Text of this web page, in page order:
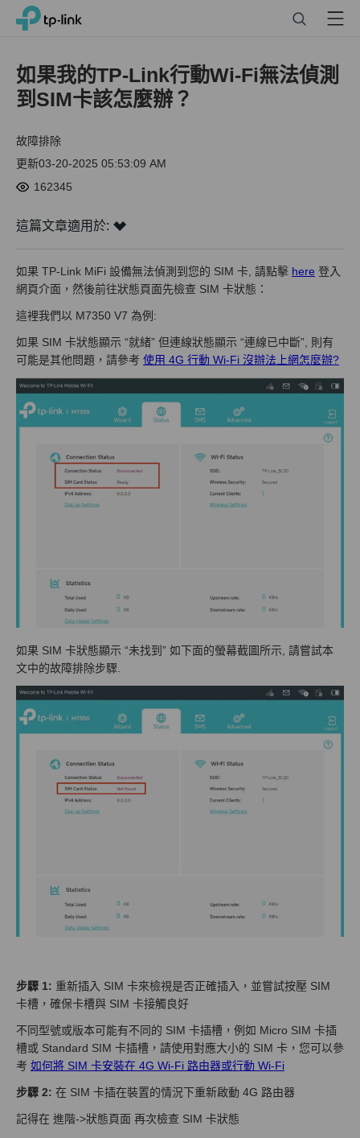
Click
navigation
TP-Link, Reliably Smart Menu
如果我的TP-Link行動Wi-Fi無法偵測
到SIM卡該怎麼辦？
故障排除
更新03-20-2025 05:53:09 AM
162345
這篇文章適用於:
如果 TP-Link MiFi 設備無法偵測到您的 SIM 卡, 請點擊 here 登入
網頁介面，然後前往狀態頁面先檢查 SIM 卡狀態：
這裡我們以 M7350 V7 為例:
如果 SIM 卡狀態顯示 “就緒” 但連線狀態顯示 “連線已中斷”, 則有
可能是其他問題，請參考 使用 4G 行動 Wi-Fi 沒辦法上網怎麼辦?
如果 SIM 卡狀態顯示 “未找到” 如下面的螢幕截圖所示, 請嘗試本
文中的故障排除步驟.
步驟 1: 重新插入 SIM 卡來檢視是否正確插入，並嘗試按壓 SIM
卡槽，確保卡槽與 SIM 卡接觸良好
不同型號或版本可能有不同的 SIM 卡插槽，例如 Micro SIM 卡插
槽或 Standard SIM 卡插槽，請使用對應大小的 SIM 卡，您可以參
考 如何將 SIM 卡安裝在 4G Wi-Fi 路由器或行動 Wi-Fi
步驟 2: 在 SIM 卡插在裝置的情況下重新啟動 4G 路由器
記得在 進階->狀態頁面 再次檢查 SIM 卡狀態